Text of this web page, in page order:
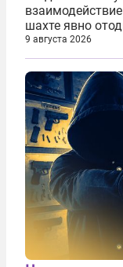
шахте явно
третий план. А
музыкантам
Кульякане,
9 августа 2026